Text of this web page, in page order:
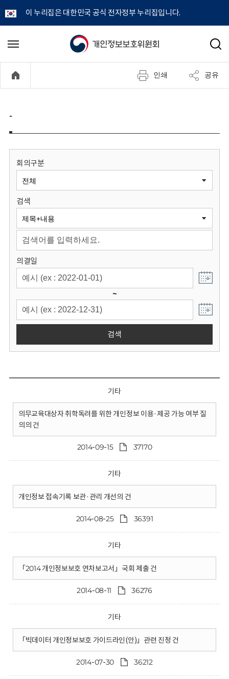
이 누리집은 대한민국 공식 전자정부 누리집입니다.
개
정
보
원
회
메
기
검
인쇄 공유
-
회의구분
검색
의결일
~
검색
기타
의무교육대상자 취학독려를 위한 개인정보 이용·제공 가능 여부 질
의의 건
2014-09-15 37170
기타
개인정보 접속기록 보관·관리 개선의 건
2014-08-25 36391
기타
「2014 개인정보보호 연차보고서」국회 제출 건
2014-08-11 36276
기타
「빅데이터 개인정보보호 가이드라인(안)」관련 진정 건
2014-07-30 36212